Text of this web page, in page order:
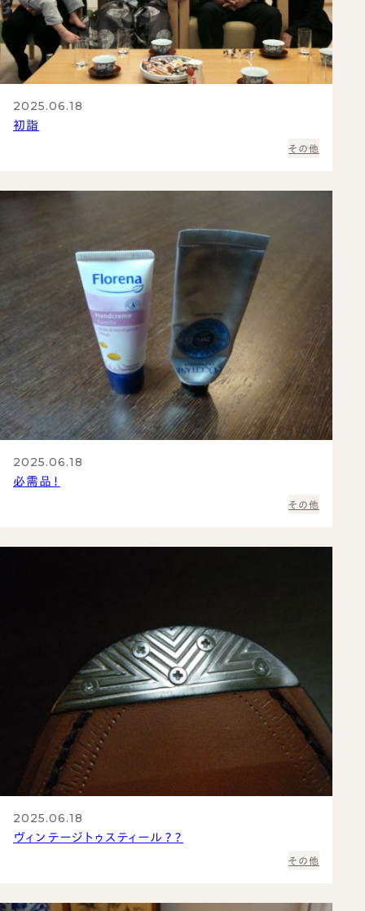
2025.06.18
初詣
その他
2025.06.18
必需品！
その他
2025.06.18
ヴィンテージトゥスティール？？
その他